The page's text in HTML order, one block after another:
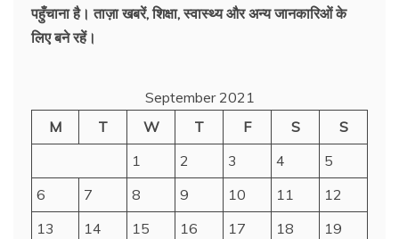
पहुँचाना है। ताज़ा खबरें, शिक्षा, स्वास्थ्य और अन्य जानकारिओं के
लिए बने रहें।
September 2021
M
T W T F S
S
1
2 3 4
5
6
7 8 9 10 11
12
13
14 15 16 17 18
19